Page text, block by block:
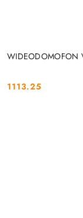
WIDEODOMOFON
Cena:
1113.25